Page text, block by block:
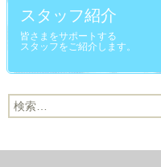
スタッフ紹介
皆さまをサポートする
スタッフをご紹介します。
検索: